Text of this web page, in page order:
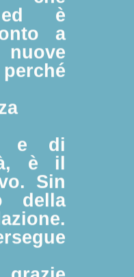
ed è
a
e di
è il
Sin
della